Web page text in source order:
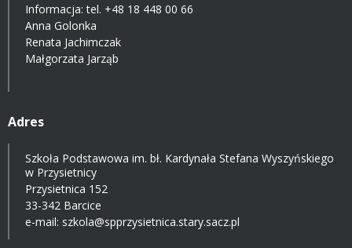
Informacja: tel. +48 18 448 00 66
Anna Golonka
Renata Jachimczak
Małgorzata Jarząb
Adres
Szkoła Podstawowa im. bł. Kardynała Stefana Wyszyńskiego
w Przysietnicy
Przysietnica 152
33-342 Barcice
e-mail: szkola@spprzysietnica.stary.sacz.pl